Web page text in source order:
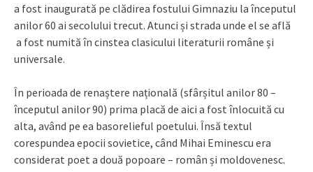
a fost inaugurată pe clădirea fostului Gimnaziu la începutul
anilor 60 ai secolului trecut. Atunci și strada unde el se află
a fost numită în cinstea clasicului literaturii române și
universale.
În perioada de renaștere națională (sfârșitul anilor 80 –
începutul anilor 90) prima placă de aici a fost înlocuită cu
alta, având pe ea basorelieful poetului. Însă textul
corespundea epocii sovietice, când Mihai Eminescu era
considerat poet a două popoare – român și moldovenesc.